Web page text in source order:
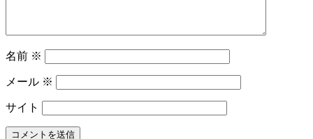
名前 ※
メール ※
サイト